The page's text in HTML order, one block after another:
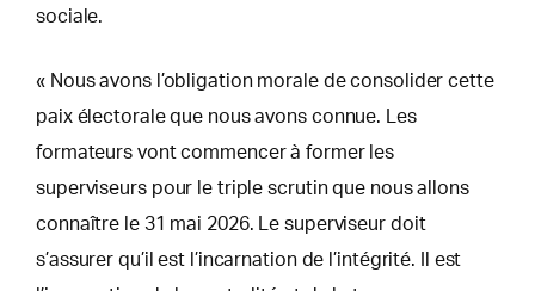
sociale.
« Nous avons l’obligation morale de consolider cette
paix électorale que nous avons connue. Les
formateurs vont commencer à former les
superviseurs pour le triple scrutin que nous allons
connaître le 31 mai 2026. Le superviseur doit
s’assurer qu’il est l’incarnation de l’intégrité. Il est